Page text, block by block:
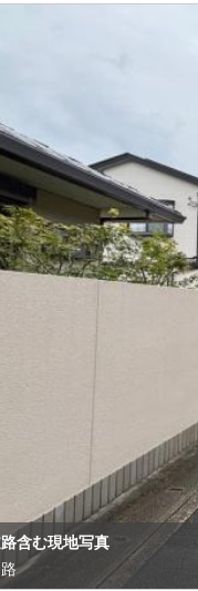
含む現地写真